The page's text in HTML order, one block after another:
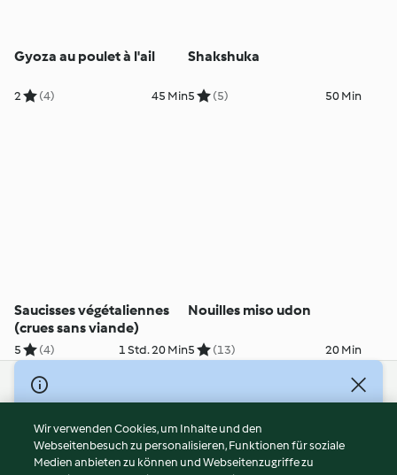
Gyoza au poulet à l'ail
2 (4) 45 Min
Shakshuka
5 (5) 50 Min
Saucisses végétaliennes
(crues sans viande)
5 (4) 1 Std. 20 Min
Nouilles miso udon
5 (13) 20 Min
© Copyright 2026
Nutzungsbedingungen
Datenschutzrichtlinien
Wir verwenden Cookies, um Inhalte und den
Webseitenbesuch zu personalisieren, Funktionen für soziale
Medien anbieten zu können und Webseitenzugriffe zu